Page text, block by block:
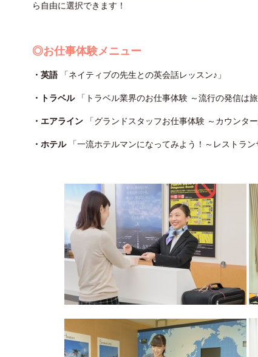
ら自由に選択できます！
◎お仕事体験メニュー
・英語 「ネイティブの先生との英会話レッスン♪」
・トラベル「トラベル業界のお仕事体験 ～流行の発信は旅
・エアライン 「グランドスタッフお仕事体験 ～カウンター
・ホテル「一流ホテルマンになってみよう！～レストラン